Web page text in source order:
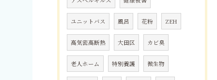
ユニットバス 風呂 花粉 ZEH
高気密高断熱 大田区 カビ臭
老人ホーム 特別養護 微生物